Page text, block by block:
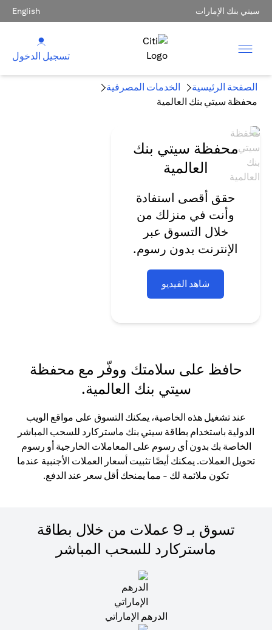
سيتي بنك الإمارات English
تسجيل الدخول
الصفحة الرئيسية
الخدمات المصرفية
محفظة سيتي بنك العالمية
محفظة سيتي بنك
العالمية
حقق أقصى استفادة
وأنت في منزلك من
خلال التسوق عبر
الإنترنت بدون رسوم.
شاهد الفيديو
حافظ على سلامتك ووفّر مع محفظة
سيتي بنك العالمية.
عند تشغيل هذه الخاصية، يمكنك التسوق على مواقع الويب
الدولية باستخدام بطاقة سيتي بنك ماستركارد للسحب المباشر
الخاصة بك بدون أي رسوم على المعاملات الخارجية أو رسوم
تحويل العملات. يمكنك أيضًا تثبيت أسعار العملات الأجنبية عندما
تكون ملائمة لك - مما يمنحك أقل سعر عند الدفع.
تسوق بـ 9 عملات من خلال بطاقة
ماستركارد للسحب المباشر
الدرهم الإماراتي